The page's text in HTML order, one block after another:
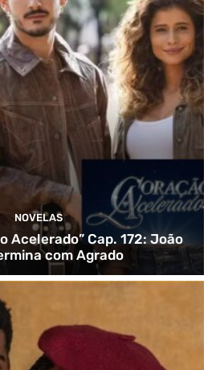
NOVELAS
Acelerado” Cap. 172: João
com Agrado